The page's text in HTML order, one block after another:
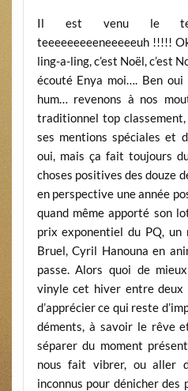
Il est venu le
teeeeeeeeeneeeeeuh !!!!!
ling-a-ling, c’est Noël, c’est
écouté Enya moi…. Ben
hum… revenons à nos
traditionnel top classement,
ses mentions spéciales et
oui, mais ça fait toujours
choses positives des douze
en perspective une année
quand même apporté son
prix exponentiel du PQ, un
Bruel, Cyril Hanouna en
passe. Alors quoi de
vinyle cet hiver entre deux
d’apprécier ce qui reste
déments, à savoir le rêve
séparer du moment
nous fait vibrer, ou aller
inconnus pour dénicher des